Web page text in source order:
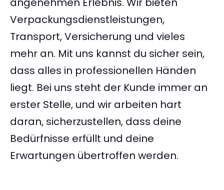
Verpackungsdienstleistungen,
Transport, Versicherung und vieles
mehr an. Mit uns kannst du sicher sein,
dass alles in professionellen Händen
liegt. Bei uns steht der Kunde immer an
erster Stelle, und wir arbeiten hart
daran, sicherzustellen, dass deine
Bedürfnisse erfüllt und deine
Erwartungen übertroffen werden.